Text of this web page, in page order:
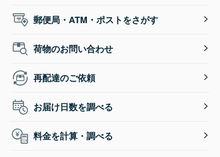
郵便局・ATM・ポストをさがす
荷物のお問い合わせ
再配達のご依頼
お届け日数を調べる
料金を計算・調べる